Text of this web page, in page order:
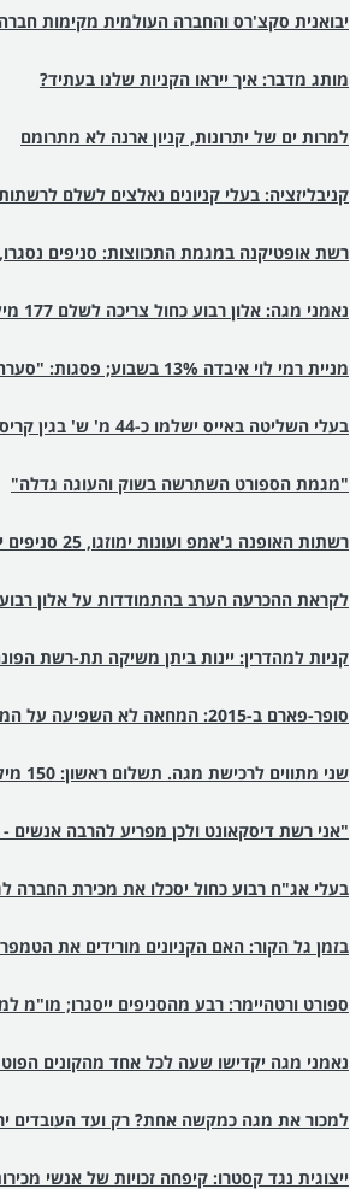
יבואנית סקצ'רס והחברה העולמית מקימות
מותג מדבר: איך ייראו הקניות שלנו בעתיד?
למרות ים של יתרונות, קניון ארנה לא מתרומם
קניבליזציה: בעלי קניונים נאלצים לשלם
רשת אופטיקנה במגמת התכווצות: סניפים
נאמני מגה: אלון רבוע כחול צריכה לשלם 177 מיליון שקל לקופת הנאמנים
מניית רמי לוי איבדה 13% בשבוע; פסגות: "סערה בכוס תה"
בעלי השליטה באייס ישלמו כ-44 מ' ש' בגין קריסת הרשת
"מגמת הספורט השתרשה בשוק והעוגה גדלה"
רשתות האופנה ג'אמפ ועונות ימוזגו, 25 סניפים ייסגרו
לקראת ההכרעה הערב בהתמודדות על אלון
קניות למהדרין: יינות ביתן משיקה תת-רשת
סופר-פארם ב-2015: המחאה לא השפיעה על המכירות
שני מתווים לרכישת מגה. תשלום ראשון: 150 מיליון ש'
"אני רשת דיסקאונט ולכן מפריע להרבה אנשים -
בעלי אג"ח רבוע כחול יסכלו את מכירת החברה
בזמן גל הקור: האם הקניונים מורידים את
ספורט ורטהיימר: רבע מהסניפים ייסגרו; מו"מ
נאמני מגה יקדישו שעה לכל אחד מהקונים
למכור את מגה כמקשה אחת? רק ועד העובדים
ייצוגית נגד קסטרו: קיפחה זכויות של אנשי